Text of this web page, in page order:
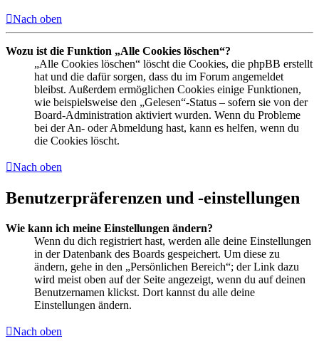
Nach oben
Wozu ist die Funktion „Alle Cookies löschen“?
„Alle Cookies löschen“ löscht die Cookies, die phpBB erstellt
hat und die dafür sorgen, dass du im Forum angemeldet
bleibst. Außerdem ermöglichen Cookies einige Funktionen,
wie beispielsweise den „Gelesen“-Status – sofern sie von der
Board-Administration aktiviert wurden. Wenn du Probleme
bei der An- oder Abmeldung hast, kann es helfen, wenn du
die Cookies löscht.
Nach oben
Benutzerpräferenzen und -einstellungen
Wie kann ich meine Einstellungen ändern?
Wenn du dich registriert hast, werden alle deine Einstellungen
in der Datenbank des Boards gespeichert. Um diese zu
ändern, gehe in den „Persönlichen Bereich“; der Link dazu
wird meist oben auf der Seite angezeigt, wenn du auf deinen
Benutzernamen klickst. Dort kannst du alle deine
Einstellungen ändern.
Nach oben